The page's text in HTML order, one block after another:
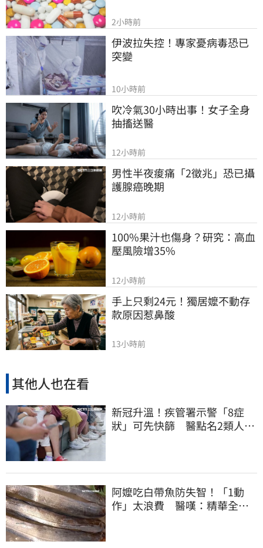
2小時前
伊波拉失控！專家憂病毒恐已
突變
10小時前
吹冷氣30小時出事！女子全身
抽搐送醫
12小時前
男性半夜痠痛「2徵兆」恐已攝
護腺癌晚期
12小時前
100%果汁也傷身？研究：高血
壓風險增35%
12小時前
手上只剩24元！獨居嬤不動存
款原因惹鼻酸
13小時前
其他人也在看
新冠升溫！疾管署示警「8症
狀」可先快篩 醫點名2類人重
阿嬤吃白帶魚防失智！「1動
作」太浪費 醫嘆：精華全沒